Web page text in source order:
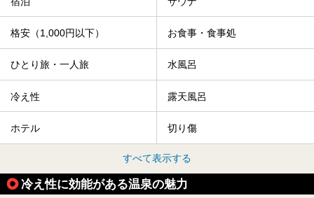
格安（1,000円以下） お食事・食事処
ひとり旅・一人旅 水風呂
冷え性 露天風呂
ホテル 切り傷
すべて表示する
冷え性に効能がある温泉の魅力